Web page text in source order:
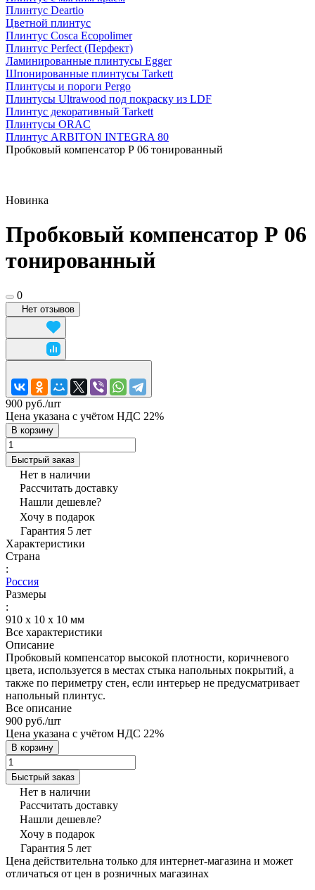
Плинтус Deartio
Цветной плинтус
Плинтус Cosca Ecopolimer
Плинтус Perfect (Перфект)
Ламинированные плинтусы Egger
Шпонированные плинтусы Tarkett
Плинтусы и пороги Pergo
Плинтусы Ultrawood под покраску из LDF
Плинтус декоративный Tarkett
Плинтусы ORAC
Плинтус ARBITON INTEGRA 80
Пробковый компенсатор Р 06 тонированный
Новинка
Пробковый компенсатор Р 06
тонированный
0
Нет отзывов
900 руб./шт
Цена указана с учётом НДС 22%
В корзину
Быстрый заказ
Нет в наличии
Рассчитать доставку
Нашли дешевле?
Хочу в подарок
Гарантия 5 лет
Характеристики
Страна
:
Россия
Размеры
:
910 х 10 х 10 мм
Все характеристики
Описание
Пробковый компенсатор высокой плотности, коричневого
цвета, используется в местах стыка напольных покрытий, а
также по периметру стен, если интерьер не предусматривает
напольный плинтус.
Все описание
900 руб./шт
Цена указана с учётом НДС 22%
В корзину
Быстрый заказ
Нет в наличии
Рассчитать доставку
Нашли дешевле?
Хочу в подарок
Гарантия 5 лет
Цена действительна только для интернет-магазина и может
отличаться от цен в розничных магазинах